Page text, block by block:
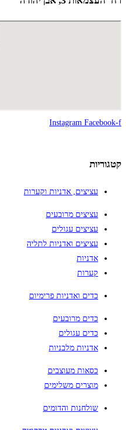
Instagram Facebook-f
קטגוריות
עציצים, אדניות וקערות
עציצים מרובעים
עציצים עגולים
עציצים ואדניות לתליה
אדניות
קערות
כדים ואדניות פרימיום
כדים מרובעים
כדים עגולים
אדניות מלבניות
כסאות מעוצבים
מוצרים משלימים
שולחנות והדומים